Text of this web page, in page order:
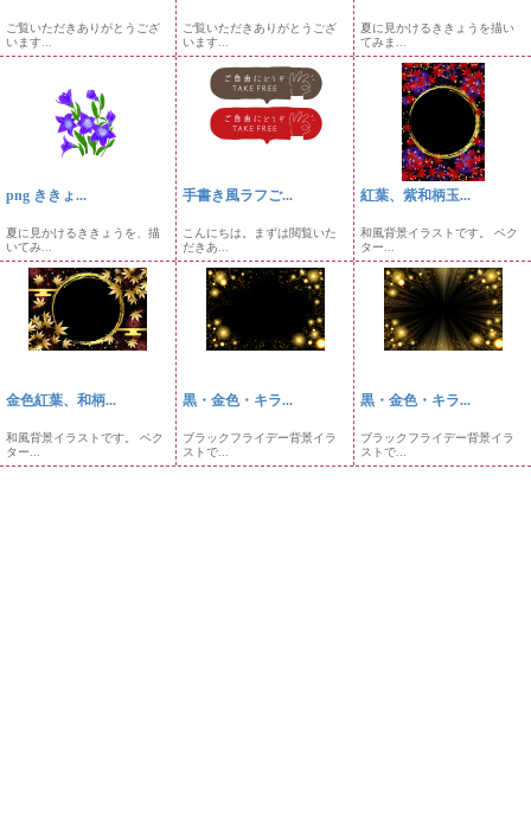
ご覧いただきありがとうござ
います...
ご覧いただきありがとうござ
います...
夏に見かけるききょうを描い
てみま...
png ききょ...
夏に見かけるききょうを、描
いてみ...
手書き風ラフご...
こんにちは。まずは閲覧いた
だきあ...
紅葉、紫和柄玉...
和風背景イラストです。 ベク
ター...
金色紅葉、和柄...
和風背景イラストです。 ベク
ター...
黒・金色・キラ...
ブラックフライデー背景イラ
ストで...
黒・金色・キラ...
ブラックフライデー背景イラ
ストで...